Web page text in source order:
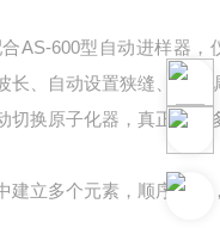
AS-600型自动进样器，
长、自动设置狭缝、自动
切换原子化器，真正实现
建立多个元素，顺序测定